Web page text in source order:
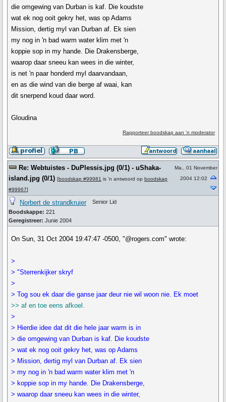
die omgewing van Durban is kaf. Die koudste
wat ek nog ooit gekry het, was op Adams
Mission, dertig myl van Durban af. Ek sien
my nog in 'n bad warm water klim met 'n
koppie sop in my hande. Die Drakensberge,
waarop daar sneeu kan wees in die winter,
is net 'n paar honderd myl daarvandaan,
en as die wind van die berge af waai, kan
dit snerpend koud daar word.
Gloudina
Rapporteer boodskap aan 'n moderator
Re: Webtuistes - DuPlessis.jpg (0/1) - uShaka-
island.jpg (0/1) [boodskap #99981 is 'n antwoord op boodskap
#99967]
Ma., 01 November
2004 12:02
Norbert de strandkruier
Boodskappe: 221
Geregistreer: Junie 2004
Senior Lid
On Sun, 31 Oct 2004 19:47:47 -0500, "@rogers.com" wrote:
>
> "Sterrenkijker skryf
>
> Tog sou ek daar die ganse jaar deur nie wil woon nie. Ek moet
>> af en toe eens afkoel.
>
> Hierdie idee dat dit die hele jaar warm is in
> die omgewing van Durban is kaf. Die koudste
> wat ek nog ooit gekry het, was op Adams
> Mission, dertig myl van Durban af. Ek sien
> my nog in 'n bad warm water klim met 'n
> koppie sop in my hande. Die Drakensberge,
> waarop daar sneeu kan wees in die winter,